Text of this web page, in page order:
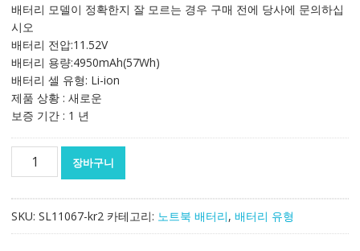
격:
격:
배터리 모델이 정확한지 잘 모르는 경우 구매 전에 당사에 문의하십
시오
배터리 전압:11.52V
배터리 용량:4950mAh(57Wh)
배터리 셀 유형: Li-ion
제품 상황 : 새로운
보증 기간 : 1 년
터
장바구니
SKU: SL11067-kr2 카테고리: 노트북 배터리, 배터리 유형